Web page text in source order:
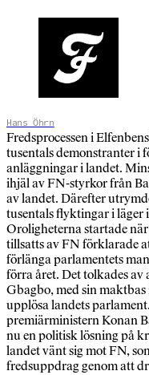
Hans Öhrn
Fredsprocessen i
tusentals demonstranter i
anläggningar i landet.
ihjäl av FN-styrkor från
av landet. Därefter
tusentals flyktingar i läger
Oroligheterna startade
tillsatts av FN förklarade
förlänga parlamentets
förra året. Det tolkades
Gbagbo, med sin
upplösa landets
premiärministern Konan
nu en politisk lösning på
landet vänt sig mot FN,
fredsuppdrag genom att